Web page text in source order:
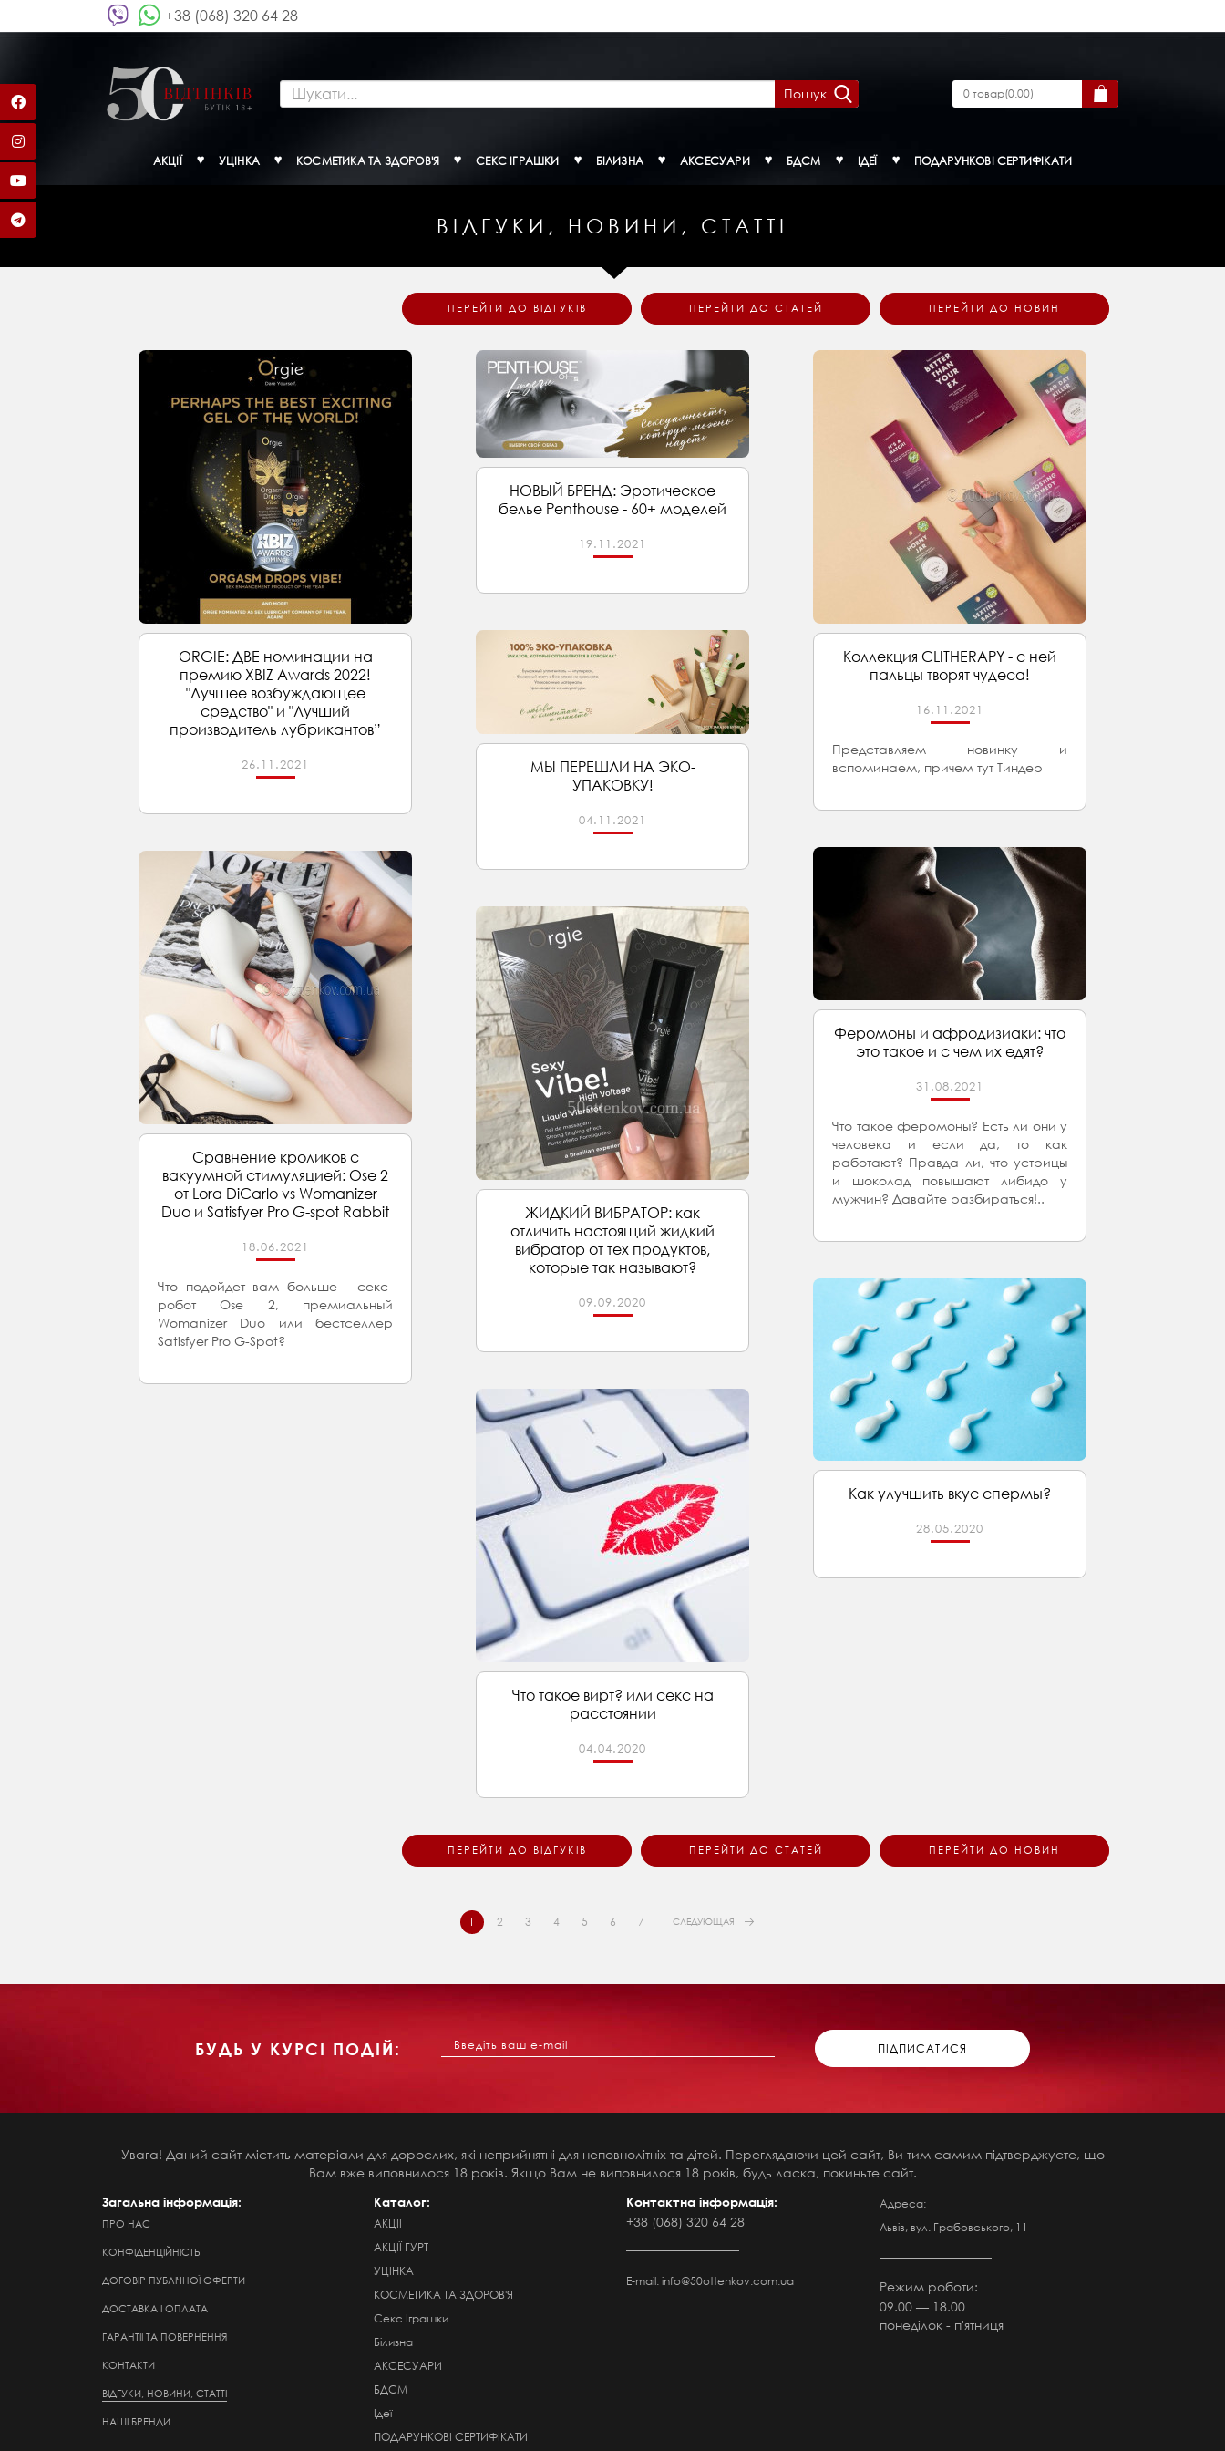
+38 (068) 320 64 28
Пошук 0товар(0.00)
АКЦІЇ УЦІНКА КОСМЕТИКА ТА ЗДОРОВ'Я СЕКС ІГРАШКИ БІЛИЗНА АКСЕСУАРИ БДСМ ІДЕЇ ПОДАРУНКОВІ СЕРТИФІКАТИ
ВІДГУКИ, НОВИНИ, СТАТТІ
ПЕРЕЙТИ ДО НОВИН
ПЕРЕЙТИ ДО СТАТЕЙ
ПЕРЕЙТИ ДО ВІДГУКІВ
ORGIE: ДВЕ номинации на
премию XBIZ Awards 2022!
"Лучшее возбуждающее
средство" и "Лучший
производитель лубрикантов”
26.11.2021
НОВЫЙ БРЕНД: Эротическое
белье Penthouse - 60+ моделей
19.11.2021
Коллекция CLITHERAPY - с ней
пальцы творят чудеса!
16.11.2021
Представляем новинку и
вспоминаем, причем тут Тиндер
МЫ ПЕРЕШЛИ НА ЭКО-
УПАКОВКУ!
04.11.2021
Феромоны и афродизиаки: что
это такое и с чем их едят?
31.08.2021
Что такое феромоны? Есть ли они у
человека и если да, то как
работают? Правда ли, что устрицы
и шоколад повышают либидо у
мужчин? Давайте разбираться!..
Сравнение кроликов с
вакуумной стимуляцией: Ose 2
от Lora DiCarlo vs Womanizer
Duo и Satisfyer Pro G-spot Rabbit
18.06.2021
Что подойдет вам больше - секс-
робот Ose 2, премиальный
Womanizer Duo или бестселлер
Satisfyer Pro G-Spot?
ЖИДКИЙ ВИБРАТОР: как
отличить настоящий жидкий
вибратор от тех продуктов,
которые так называют?
09.09.2020
Как улучшить вкус спермы?
28.05.2020
Что такое вирт? или секс на
расстоянии
04.04.2020
ПЕРЕЙТИ ДО НОВИН
ПЕРЕЙТИ ДО СТАТЕЙ
ПЕРЕЙТИ ДО ВІДГУКІВ
1 2 3 4 5 6 7 СЛЕДУЮЩАЯ
БУДЬ У КУРСІ ПОДІЙ:
Увага! Даний сайт містить матеріали для дорослих, які неприйнятні для неповнолітніх та дітей. Переглядаючи цей сайт, Ви тим самим підтверджуєте, що
Вам вже виповнилося 18 років. Якщо Вам не виповнилося 18 років, будь ласка, покиньте сайт.
Загальна інформація:
ПРО НАС
КОНФІДЕНЦІЙНІСТЬ
ДОГОВІР ПУБЛІЧНОЇ ОФЕРТИ
ДОСТАВКА І ОПЛАТА
ГАРАНТІЇ ТА ПОВЕРНЕННЯ
КОНТАКТИ
ВІДГУКИ, НОВИНИ, СТАТТІ
НАШІ БРЕНДИ
Каталог:
АКЦІЇ
АКЦІЇ ГУРТ
УЦІНКА
КОСМЕТИКА ТА ЗДОРОВ'Я
Секс Іграшки
Білизна
АКСЕСУАРИ
БДСМ
Ідеї
ПОДАРУНКОВІ СЕРТИФІКАТИ
Контактна інформація:
+38 (068) 320 64 28
E-mail:info@50ottenkov.com.ua
Адреса:
Львів, вул. Грабовського, 11
Режим роботи:
09.00 — 18.00
понеділок - п'ятниця